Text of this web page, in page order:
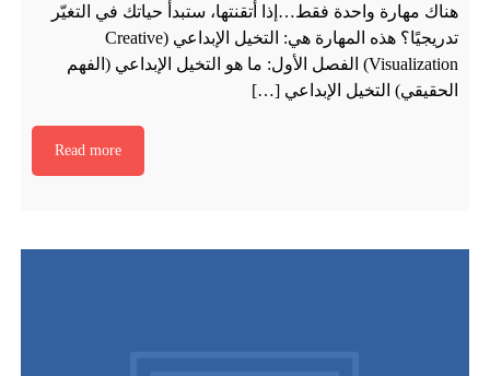
هناك مهارة واحدة فقط…إذا أتقنتها، ستبدأ حياتك في التغيّر
تدريجيًا؟ هذه المهارة هي: التخيل الإبداعي (Creative
Visualization) الفصل الأول: ما هو التخيل الإبداعي (الفهم
الحقيقي) التخيل الإبداعي […]
Read more